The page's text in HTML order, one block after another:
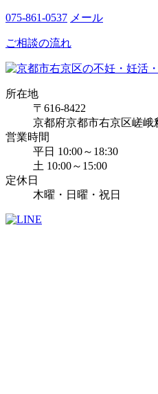
075-861-0537 メール
ご相談の流れ
所在地
〒616-8422
京都府京都市右京区嵯峨
営業時間
平日 10:00～18:30
土 10:00～15:00
定休日
木曜・日曜・祝日